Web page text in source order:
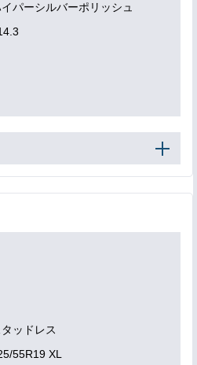
パーシルバーポリッシュ
ッドレス
55R19 XL